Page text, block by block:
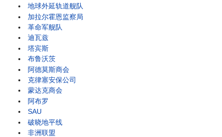
地球外延轨道舰队
加拉尔霍恩监察局
革命军舰队
迪瓦兹
塔宾斯
布鲁沃茨
阿德莫斯商会
克律塞安保公司
蒙达克商会
阿布罗
SAU
破晓地平线
非洲联盟